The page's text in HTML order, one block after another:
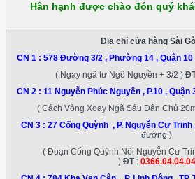
Hân hạnh được chào đón quý
Địa chỉ cửa hàng Sài
CN 1 : 578 Đường 3/2 , Phường 14 , Quận 10
( Ngay ngã tư Ngô Nguyền + 3/2 )
CN 2 : 11 Nguyễn Phúc Nguyên , P.10 , Quận
( Cách Vòng Xoay Ngã Sáu Dân Chủ
CN 3 : 27 Cống Quỳnh , P. Nguyễn Cư Trinh
đường )
( Đoạn Cống Quỳnh Nối Nguyễn Cư
) ĐT: 0366.04.04.04